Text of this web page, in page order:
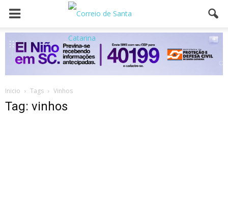
Inicio Tags Vinhos
Tag: vinhos